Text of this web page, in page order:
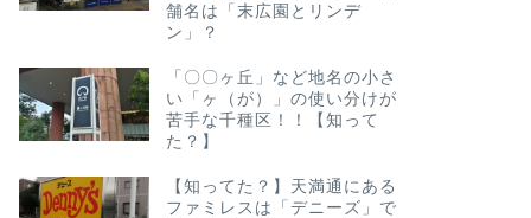
舗名は「末広園とリンデ
ン」？
「〇〇ヶ丘」など地名の小さ
い「ヶ（が）」の使い分けが
苦手な千種区！！【知って
た？】
【知ってた？】天満通にある
ファミレスは「デニーズ」で